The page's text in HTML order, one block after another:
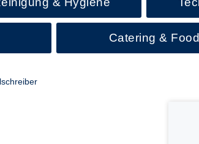
Catering & Food